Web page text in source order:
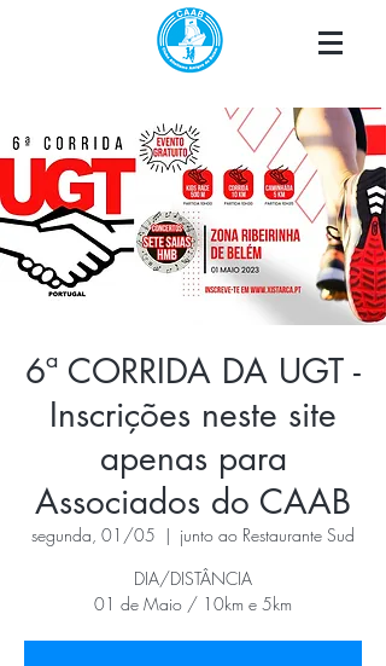
6ª CORRIDA DA UGT -
Inscrições neste site
apenas para
Associados do CAAB
segunda, 01/05
  |
junto ao Restaurante Sud
DIA/DISTÂNCIA
01 de Maio / 10km e 5km